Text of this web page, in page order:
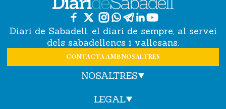
Diari de Sabadell, el diari de sempre, al servei
dels sabadellencs i vallesans.
CONTACTA AMB NOSALTRES
NOSALTRES
LEGAL